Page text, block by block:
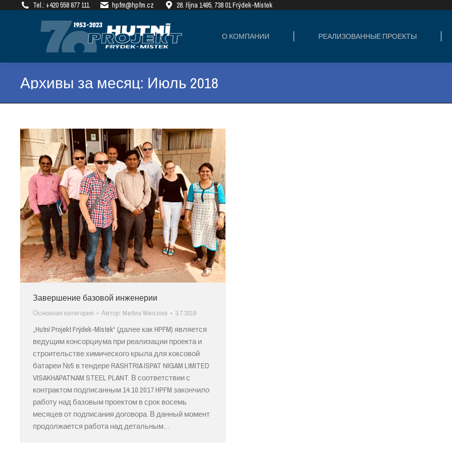
Tel.: +420 558 877 111 hpfm@hpfm.cz 28. října 1495, 738 01 Frýdek-Místek
О КОМПАНИИ РЕАЛИЗОВАННЫЕ ПРОЕКТЫ
Архивы за месяц: Июль 2018
Завершение базовой инженерии
Основная категория Автор: Martina Weiszová 3.7.2018
„Hutní Projekt Frýdek-Místek“ (далее как HPFM) является
ведущим консорциума при реализации проекта и
строительстве химического крыла для коксовой
батареи №5 в тендере RASHTRIA ISPAT NIGAM LIMITED
VISAKHAPATNAM STEEL PLANT. В соответствии с
контрактом подписанным 14.10.2017 HPFM закончило
работу над базовым проектом в срок восемь
месяцев от подписания договора. В данный момент
продолжается работа над детальным…